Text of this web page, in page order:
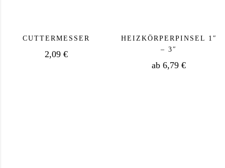
CUTTERMESSER
2,09 €
HEIZKÖRPERPINSEL 1″
– 3″
ab 6,79 €